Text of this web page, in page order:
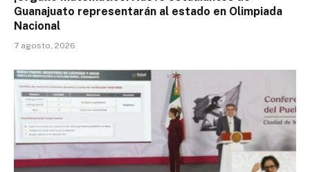
Guanajuato representarán al estado en Olimpiada
Nacional
7 agosto, 2026